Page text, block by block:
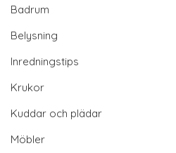
Badrum
Belysning
Inredningstips
Krukor
Kuddar och plädar
Möbler